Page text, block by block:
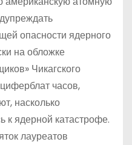
опасности ядерного
на обложке
Чикагского
часов,
насколько
к ядерной катастрофе.
лауреатов